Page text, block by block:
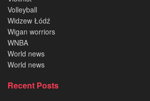
Volleyball
Widzew Łódź
Wigan worriors
WNBA
World news
World news
Recent Posts